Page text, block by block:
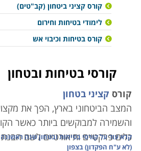
קורס קציני ביטחון (קב"טים)
לימודי בטיחות וחירום
קורס בטיחות וכיבוי אש
קורסי בטיחות ובטחון
קורס קציני בטחון
המצב הביטחוני בארץ, הפך את
והשמירה למבוקשים ביותר כאשר
כלים פרקטיים ותיאורטיים לשם
קרא עוד עלקורסי בטיחות ובטחון שנה
(לא ע"ח הפקדון) בצפון